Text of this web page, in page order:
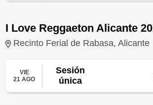
I Love Reggaeton Alicante
Recinto Ferial de Rabasa, Alicante
VIE
21 AGO
Sesión
única